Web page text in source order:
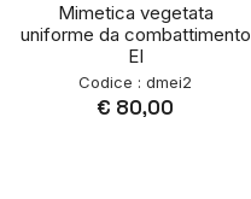
Mimetica vegetata
uniforme da combattimento
EI
Codice : dmei2
€ 80,00